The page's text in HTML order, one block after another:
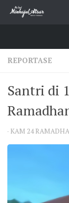
Skip to content
REPORTASE
Santri di
· KAM 24